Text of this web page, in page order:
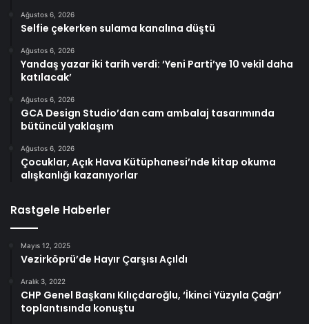
Ağustos 6, 2026
Selfie çekerken sulama kanalına düştü
Ağustos 6, 2026
Yandaş yazar iki tarih verdi: ‘Yeni Parti’ye 10 vekil daha
katılacak’
Ağustos 6, 2026
GCA Design Studio’dan cam ambalaj tasarımında
bütüncül yaklaşım
Ağustos 6, 2026
Çocuklar, Açık Hava Kütüphanesi’nde kitap okuma
alışkanlığı kazanıyorlar
Rastgele Haberler
Mayıs 12, 2025
Vezirköprü’de Hayır Çarşısı Açıldı
Aralık 3, 2022
CHP Genel Başkanı Kılıçdaroğlu, ‘İkinci Yüzyıla Çağrı’
toplantısında konuştu